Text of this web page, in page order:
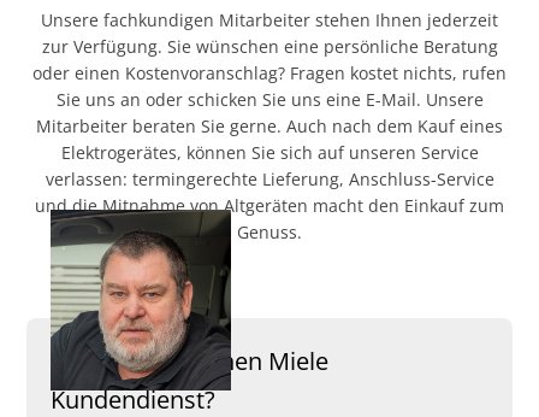
Unsere fachkundigen Mitarbeiter stehen Ihnen jederzeit
zur Verfügung. Sie wünschen eine persönliche Beratung
oder einen Kostenvoranschlag? Fragen kostet nichts, rufen
Sie uns an oder schicken Sie uns eine E-Mail. Unsere
Mitarbeiter beraten Sie gerne. Auch nach dem Kauf eines
Elektrogerätes, können Sie sich auf unseren Service
verlassen: termingerechte Lieferung, Anschluss-Service
und die Mitnahme von Altgeräten macht den Einkauf zum
Genuss.
Sie brauchen einen Miele
Kundendienst?